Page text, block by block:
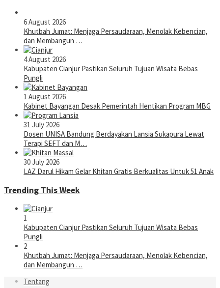
6 August 2026
Khutbah Jumat: Menjaga Persaudaraan, Menolak Kebencian,
dan Membangun …
4 August 2026
Kabupaten Cianjur Pastikan Seluruh Tujuan Wisata Bebas
Pungli
1 August 2026
Kabinet Bayangan Desak Pemerintah Hentikan Program MBG
31 July 2026
Dosen UNISA Bandung Berdayakan Lansia Sukapura Lewat
Terapi SEFT dan M…
30 July 2026
LAZ Darul Hikam Gelar Khitan Gratis Berkualitas Untuk 51 Anak
Trending This Week
1
Kabupaten Cianjur Pastikan Seluruh Tujuan Wisata Bebas
Pungli
2
Khutbah Jumat: Menjaga Persaudaraan, Menolak Kebencian,
dan Membangun …
Tentang